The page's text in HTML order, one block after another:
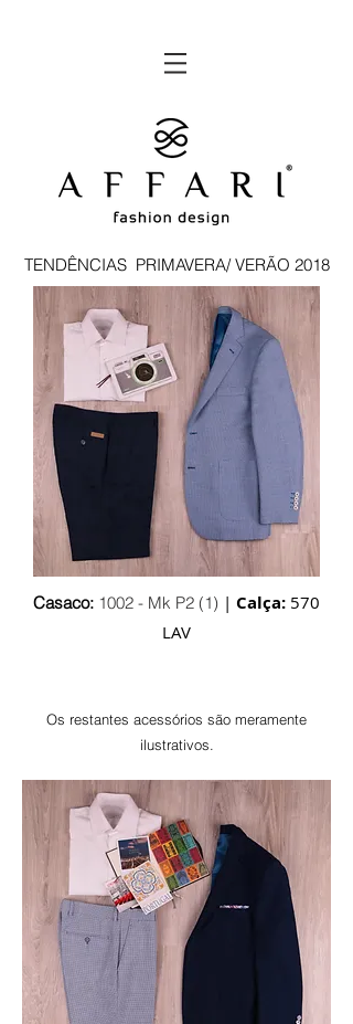
TENDÊNCIAS PRIMAVERA/ VERÃO 2018
Casaco: 1002 - Mk P2 (1) | Calça: 570
LAV
Os restantes acessórios são meramente
ilustrativos.